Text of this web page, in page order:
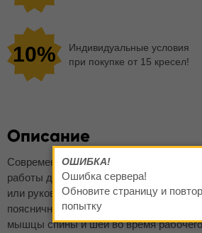
10%
Индивидуальные условия
при покупке от 15 кресел!
Описание
Современное кресло Атлант pl
работы для любого сотрудника
или руководитель. Ортопедическая
поясничным упором позволит
мышцы спины и шеи во время
ОШИБКА!
Ошибка сервера!
Обновите страницу и
попытку